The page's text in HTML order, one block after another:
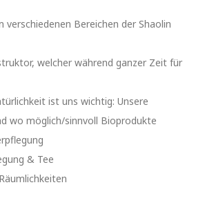
verschiedenen Bereichen der Shaolin
welcher während ganzer Zeit für
ist uns wichtig: Unsere
wo möglich/sinnvoll Bioprodukte
& Tee